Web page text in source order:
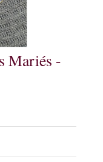
Mariés -